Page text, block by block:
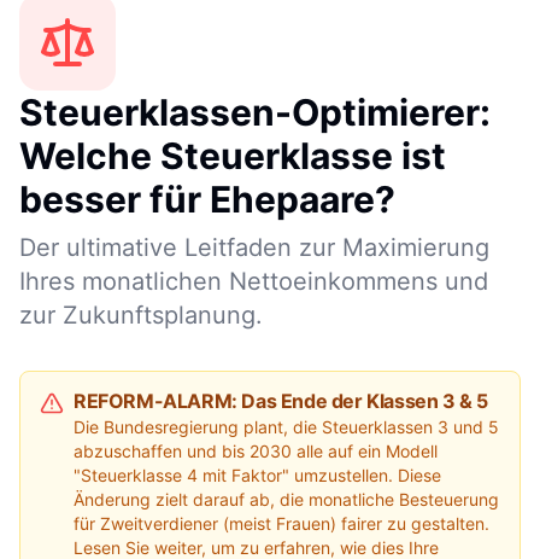
Steuerklassen-Optimierer:
Welche Steuerklasse ist
besser für Ehepaare?
Der ultimative Leitfaden zur Maximierung
Ihres monatlichen Nettoeinkommens und
zur Zukunftsplanung.
REFORM-ALARM: Das Ende der Klassen 3 & 5
Die Bundesregierung plant, die Steuerklassen 3 und 5
abzuschaffen und bis 2030 alle auf ein Modell
"Steuerklasse 4 mit Faktor" umzustellen. Diese
Änderung zielt darauf ab, die monatliche Besteuerung
für Zweitverdiener (meist Frauen) fairer zu gestalten.
Lesen Sie weiter, um zu erfahren, wie dies Ihre